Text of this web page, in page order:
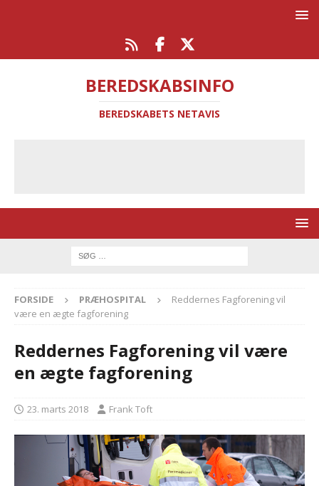
BEREDSKABSINFO
BEREDSKABETS NETAVIS
FORSIDE PRÆHOSPITAL
Reddernes Fagforening vil
være en ægte fagforening
Reddernes Fagforening vil være
en ægte fagforening
23. marts 2018 Frank Toft